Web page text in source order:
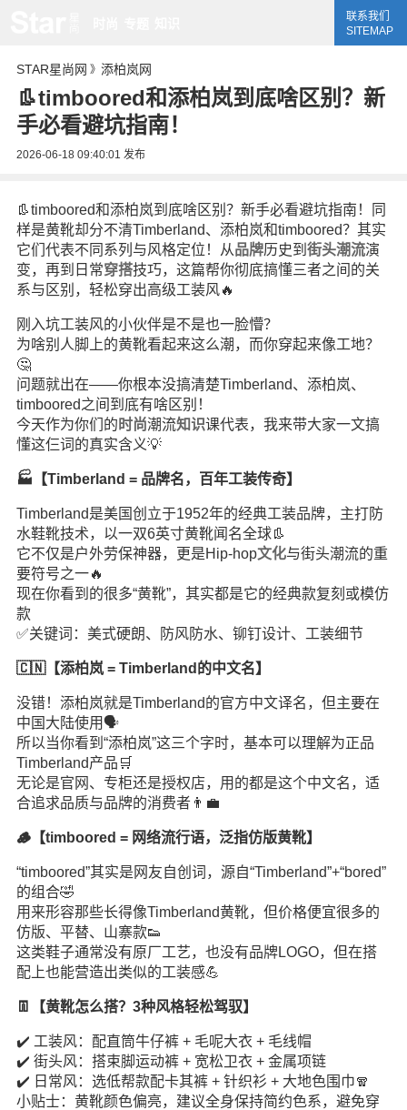
联系我们
SITEMAP
STAR星尚网 》 添柏岚网
👢timboored和添柏岚到底啥区别？新
手必看避坑指南！
2026-06-18 09:40:01 发布
👢timboored和添柏岚到底啥区别？新手必看避坑指南！同
样是黄靴却分不清Timberland、添柏岚和timboored？其实
它们代表不同系列与风格定位！从品牌历史到 街头潮流演
变，再到日常穿搭技巧，这篇帮你彻底搞懂三者之间的关
系与区别，轻松穿出高级工装风🔥
刚入坑工装风的小伙伴是不是也一脸懵？
为啥别人脚上的黄靴看起来这么潮，而你穿起来像工地？
🤔
问题就出在——你根本没搞清楚Timberland、添柏岚、
timboored之间到底有啥区别！
今天作为你们的 时尚潮流知识课代表，我来带大家一文搞
懂这仨词的真实含义💡
🏭【Timberland = 品牌名，百年工装传奇】
Timberland是美国创立于1952年的经典工装品牌，主打防
水鞋靴技术，以一双6英寸黄靴闻名全球👢
它不仅是户外劳保神器，更是Hip-hop文化与街头潮流的重
要符号之一🔥
现在你看到的很多“黄靴”，其实都是它的经典款复刻或模仿
款
✅关键词：美式硬朗、防风防水、铆钉设计、工装细节
🇨🇳【添柏岚 = Timberland的中文名】
没错！添柏岚就是Timberland的官方中文译名，但主要在
中国大陆使用🗣️
所以当你看到“添柏岚”这三个字时，基本可以理解为正品
Timberland产品🛒
无论是官网、专柜还是授权店，用的都是这个中文名，适
合追求品质与品牌的消费者👨‍💼
🪵【timboored = 网络流行语，泛指仿版黄靴】
“timboored”其实是网友自创词，源自“Timberland”+“bored”
的组合🤣
用来形容那些长得像Timberland黄靴，但价格便宜很多的
仿版、平替、山寨款👟
这类鞋子通常没有原厂工艺，也没有品牌LOGO，但在搭
配上也能营造出类似的工装感💪
👖【黄靴怎么搭？3种风格轻松驾驭】
✔️ 工装风：配直筒牛仔裤 + 毛呢大衣 + 毛线帽
✔️ 街头风：搭束脚运动裤 + 宽松卫衣 + 金属项链
✔️ 日常风：选低帮款配卡其裤 + 针织衫 + 大地色围巾🧣
小贴士：黄靴颜色偏亮，建议全身保持简约色系，避免穿